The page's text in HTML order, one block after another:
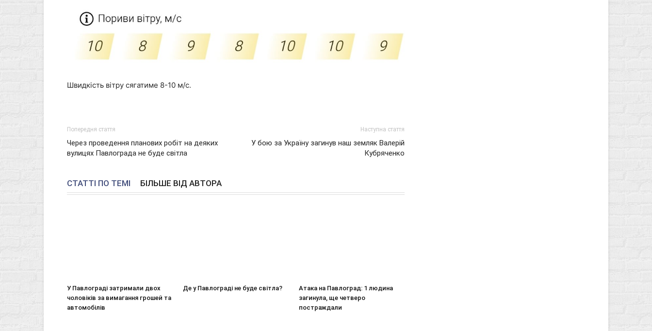
Швидкість вітру сягатиме 8-10 м/с.
Попередня стаття
Через проведення планових робіт на деяких
вулицях Павлограда не буде світла
Наступна стаття
У бою за Україну загинув наш земляк Валерій
Кубряченко
СТАТТІ ПО ТЕМІ БІЛЬШЕ ВІД АВТОРА
У Павлограді затримали двох
чоловіків за вимагання грошей та
автомобілів
Де у Павлограді не буде світла?
Атака на Павлоград: 1 людина
загинула, ще четверо
постраждали